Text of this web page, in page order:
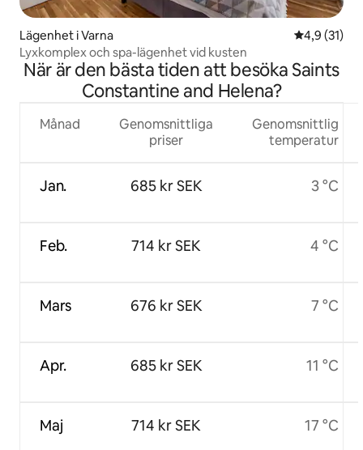
Lägenhet i Varna 4,9 av 5 i
4,9 (31)
Lyxkomplex och spa-lägenhet vid kusten
När är den bästa tiden att besöka Saints
Constantine and Helena?
Månad
Jan.
Feb.
Mars
Apr.
Maj
Genomsnittliga
priser
685 kr SEK
714 kr SEK
676 kr SEK
685 kr SEK
714 kr SEK
Genomsnittlig
temperatur
3 °C
4 °C
7 °C
11 °C
17 °C